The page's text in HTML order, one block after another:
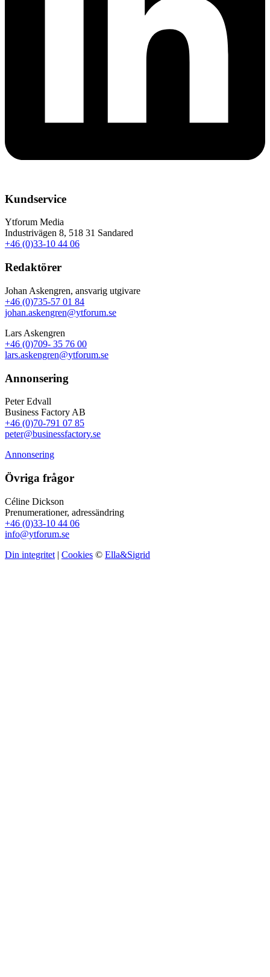
Kundservice
Ytforum Media
Industrivägen 8, 518 31 Sandared
+46 (0)33-10 44 06
Redaktörer
Johan Askengren, ansvarig utgivare
+46 (0)735-57 01 84
johan.askengren@ytforum.se
Lars Askengren
+46 (0)709- 35 76 00
lars.askengren@ytforum.se
Annonsering
Peter Edvall
Business Factory AB
+46 (0)70-791 07 85
peter@businessfactory.se
Annonsering
Övriga frågor
Céline Dickson
Prenumerationer, adressändring
+46 (0)33-10 44 06
info@ytforum.se
Din integritet | Cookies © Ella&Sigrid